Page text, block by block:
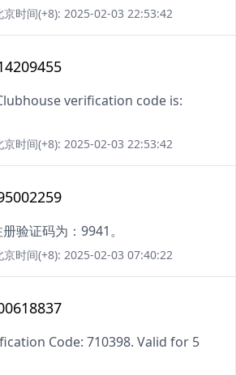
时间(+8): 2025-02-03 22:53:42
verification code is:
时间(+8): 2025-02-03 22:53:42
验证码为：9941。
时间(+8): 2025-02-03 07:40:22
Code: 710398. Valid for 5